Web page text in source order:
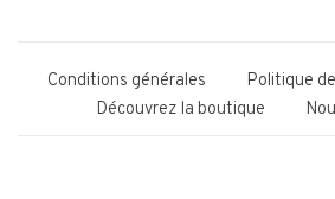
Conditions générales
Politique
Découvrez la boutique